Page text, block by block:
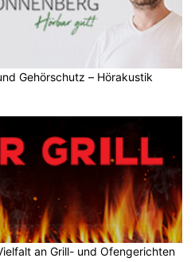
Gehörschutz – Hörakustik
an Grill- und Ofengerichten